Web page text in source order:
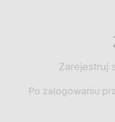
Zarejestruj
Po zalogowaniu